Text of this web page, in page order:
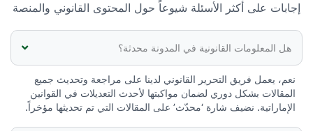
إجابات على أكثر الأسئلة شيوعاً حول المحتوى القانوني والمنصة
هل المعلومات القانونية في المدونة محدثة؟
نعم، يعمل فريق التحرير القانوني لدينا على مراجعة وتحديث جميع
المقالات بشكل دوري لضمان مواكبتها لأحدث التعديلات في القوانين
الإماراتية. نضيف شارة ‘محدّث’ على المقالات التي تم تحديثها مؤخراً.